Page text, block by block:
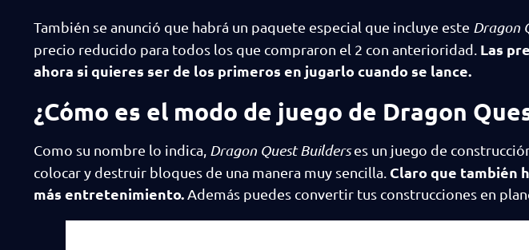
También se anunció que habrá un paquete especial que incluye este Dragon
precio reducido para todos los que compraron el 2 con anterioridad. Las
ahora si quieres ser de los primeros en jugarlo cuando se lance.
¿Cómo es el modo de juego de Dragon
Como su nombre lo indica, Dragon Quest Builderses un juego de
colocar y destruir bloques de una manera muy sencilla. Claro que también
más entretenimiento. Además puedes convertir tus construcciones en